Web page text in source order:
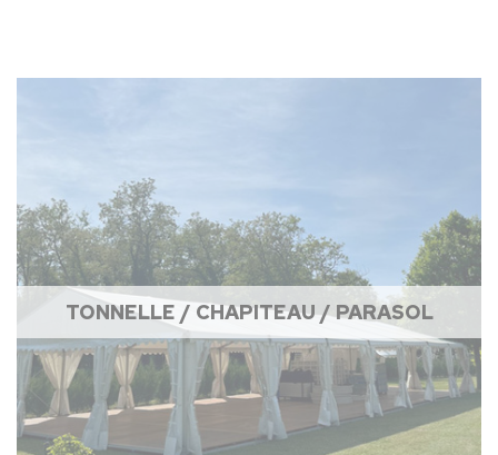
TONNELLE / CHAPITEAU / PARASOL